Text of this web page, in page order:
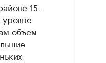
15–
объем